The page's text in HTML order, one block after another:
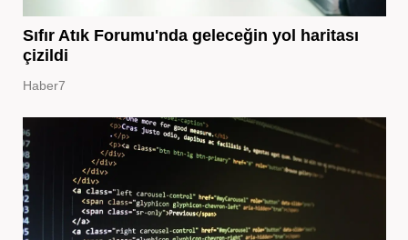
Sıfır Atık Forumu'nda geleceğin yol haritası
çizildi
Haber7